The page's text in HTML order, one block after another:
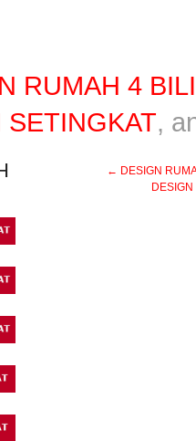
RUMAH 4
,
← DESIGN